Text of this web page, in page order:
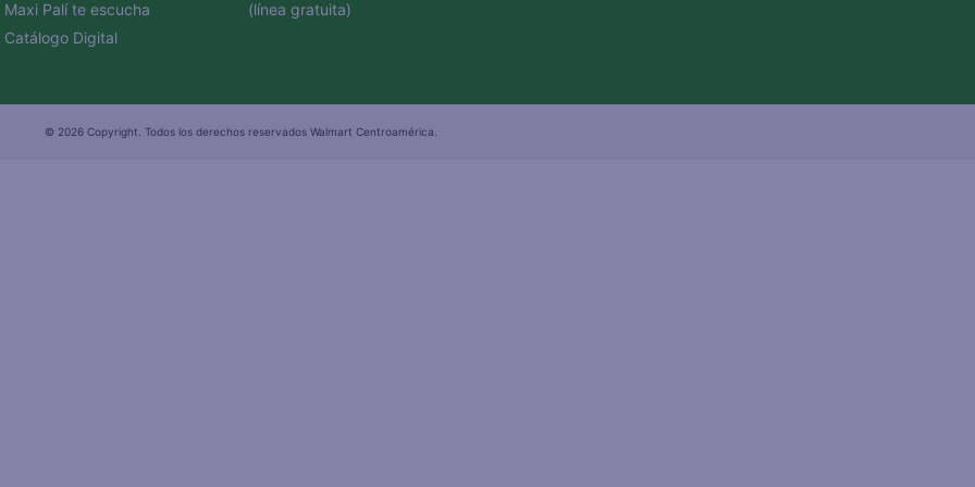
Maxi Palí te escucha
Catálogo Digital
(línea gratuita)
© 2026 Copyright. Todos los derechos reservados Walmart Centroamérica.